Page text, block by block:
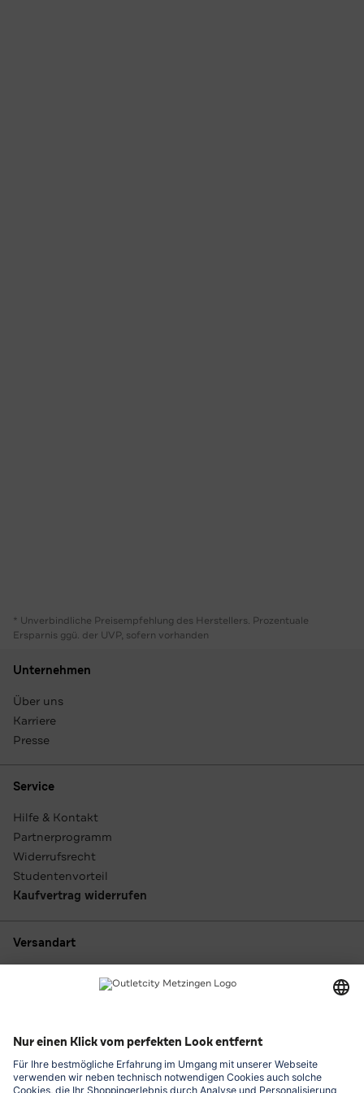
* Unverbindliche Preisempfehlung des Herstellers. Prozentuale
Ersparnis ggü. der UVP, sofern vorhanden
Unternehmen
Über uns
Karriere
Presse
Service
Hilfe & Kontakt
Partnerprogramm
Widerrufsrecht
Studentenvorteil
Kaufvertrag widerrufen
Versandart